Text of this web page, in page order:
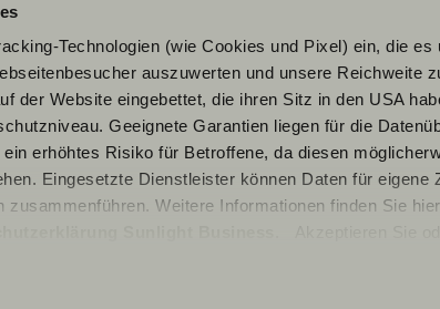
Technologien (wie Cookies und Pixel) ein, die es
auszuwerten und unsere Reichweite
der Website eingebettet, die ihren Sitz in den USA
Geeignete Garantien liegen für die
erhöhtes Risiko für Betroffene, da diesen
Eingesetzte Dienstleister können Daten für eigene
zusammenführen. Weitere Informationen finden Sie
Die Einwilligung ist freiwillig, für den Besuch der